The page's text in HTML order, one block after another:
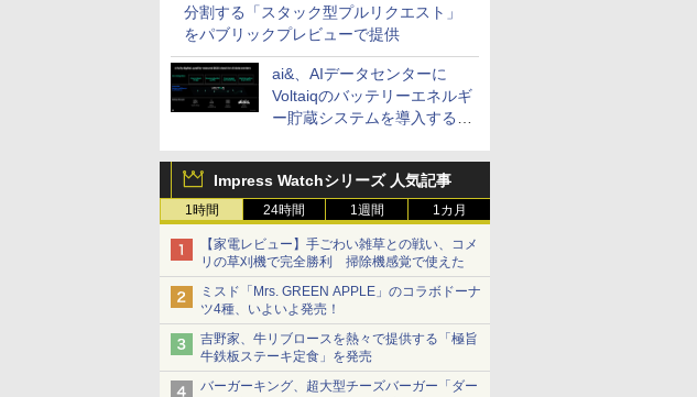
分割する「スタック型プルリクエスト」
をパブリックプレビューで提供
ai&、AIデータセンターに
Voltaiqのバッテリーエネルギ
ー貯蔵システムを導入する計
Impress Watchシリーズ 人気記事
1時間 24時間 1週間 1カ月
【家電レビュー】手ごわい雑草との戦い、コメ
リの草刈機で完全勝利 掃除機感覚で使えた
ミスド「Mrs. GREEN APPLE」のコラボドーナ
ツ4種、いよいよ発売！
吉野家、牛リブロースを熱々で提供する「極旨
牛鉄板ステーキ定食」を発売
バーガーキング、超大型チーズバーガー「ダー